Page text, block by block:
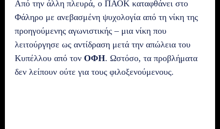
Από την άλλη πλευρά, ο ΠΑΟΚ καταφθάνει στο
Φάληρο με ανεβασμένη ψυχολογία από τη νίκη της
προηγούμενης αγωνιστικής – μια νίκη που
λειτούργησε ως αντίδραση μετά την απώλεια του
Κυπέλλου από τον ΟΦΗ. Ωστόσο, τα προβλήματα
δεν λείπουν ούτε για τους φιλοξενούμενους.